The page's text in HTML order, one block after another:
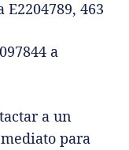
E2204789, 463
a
a un
para